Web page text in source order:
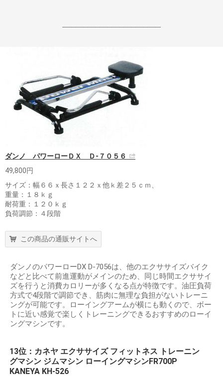
------------------------------------------------------------------
ダンノ パワーローＤＸ Ｄ-７０５６
49,800円
サイズ：幅６６ｘ長さ１２２ｘ他ｋ差２５ｃｍ、
重量：１８ｋｇ
耐荷重：１２０ｋｇ
負荷調節：４段階
この商品の通販サイトへ
ダンノのパワーローDX D-7056は、他のエクササイズバイク
などと比べて前進運動がメインのため、同じ時間エクササイ
ズを行うと消費カロリーが多くなる点が特徴です。油圧負荷
方式で4段階で調節でき、筋肉に無理な負担がないトレーニ
ングが可能です。ローイングアームが横にも動くので、ボー
トに近い感覚で楽しくトレーニングできるおすすめのローイ
ングマシンです。
13位：カネヤ エクササイズ フィットネス トレーニン
グマシン ジムマシン ローイングマシンFR700P
KANEYA KH-526